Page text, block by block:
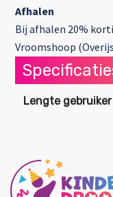
Afhalen
Bij afhalen 20%
Vroomshoop
Lengte gebruiker